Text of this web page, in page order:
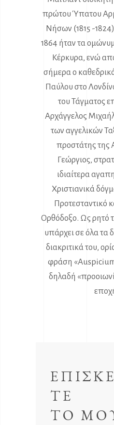
πρώτου Ύπατου
Νήσων (1815 -
1864 ήταν τα
Κέρκυρα, ενώ
σήμερα ο
Παύλου στο
του Τάγματος
Αρχάγγελος
των αγγελικών
προστάτης της
Γεώργιος,
ιδιαίτερα
Χριστιανικά
Προτεσταντικό
Ορθόδοξο. Ως ρητό
υπάρχει σε όλα τα
διακριτικά του,
φράση
δηλαδή
ΤΕ
ΤΟ